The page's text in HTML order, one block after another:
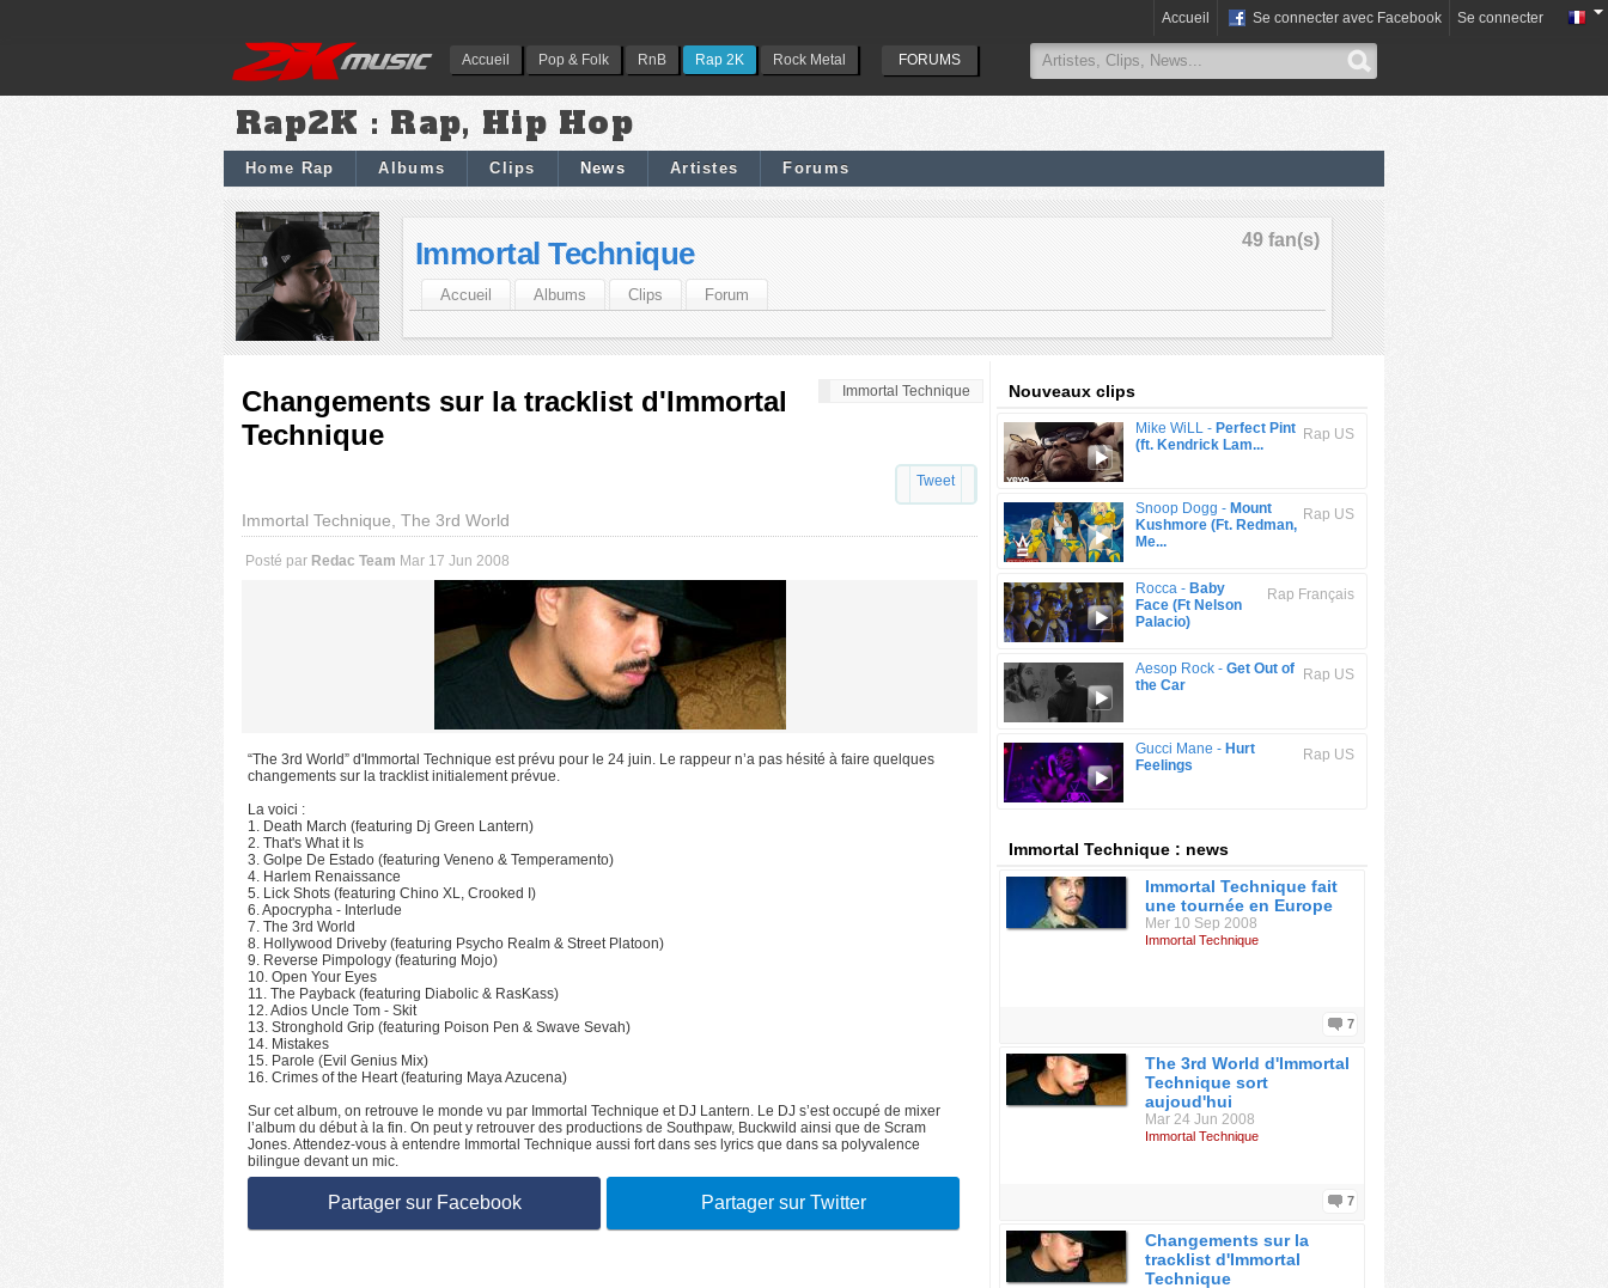
Accueil Pop & Folk RnB Rap 2K Rock Metal FORUMS
Accueil Se connecter avec Facebook Se connecter
Rap2K : Rap, Hip Hop
Home Rap Albums Clips News Artistes Forums
49 fan(s)
Immortal Technique
Accueil Albums Clips Forum
Immortal Technique
Changements sur la tracklist d'Immortal
Technique
Tweet
Immortal Technique, The 3rd World
Posté par Redac Team Mar 17 Jun 2008
“The 3rd World” d'Immortal Technique est prévu pour le 24 juin. Le rappeur n’a pas hésité à faire quelques
changements sur la tracklist initialement prévue.
La voici :
1. Death March (featuring Dj Green Lantern)
2. That's What it Is
3. Golpe De Estado (featuring Veneno & Temperamento)
4. Harlem Renaissance
5. Lick Shots (featuring Chino XL, Crooked I)
6. Apocrypha - Interlude
7. The 3rd World
8. Hollywood Driveby (featuring Psycho Realm & Street Platoon)
9. Reverse Pimpology (featuring Mojo)
10. Open Your Eyes
11. The Payback (featuring Diabolic & RasKass)
12. Adios Uncle Tom - Skit
13. Stronghold Grip (featuring Poison Pen & Swave Sevah)
14. Mistakes
15. Parole (Evil Genius Mix)
16. Crimes of the Heart (featuring Maya Azucena)
Sur cet album, on retrouve le monde vu par Immortal Technique et DJ Lantern. Le DJ s’est occupé de mixer
l’album du début à la fin. On peut y retrouver des productions de Southpaw, Buckwild ainsi que de Scram
Jones. Attendez-vous à entendre Immortal Technique aussi fort dans ses lyrics que dans sa polyvalence
bilingue devant un mic.
Partager sur Facebook Partager sur Twitter
Nouveaux clips
Rap US
Mike WiLL - Perfect Pint
(ft. Kendrick Lam...
Rap US
Snoop Dogg - Mount
Kushmore (Ft. Redman,
Me...
Rap Français
Rocca - Baby
Face (Ft Nelson
Palacio)
Rap US
Aesop Rock - Get Out of
the Car
Rap US
Gucci Mane - Hurt
Feelings
Immortal Technique : news
Immortal Technique fait
une tournée en Europe
Mer 10 Sep 2008
Immortal Technique
7
The 3rd World d'Immortal
Technique sort
aujoud'hui
Mar 24 Jun 2008
Immortal Technique
7
Changements sur la
tracklist d'Immortal
Technique